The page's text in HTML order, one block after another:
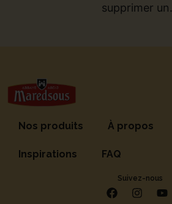
supprimer un.
Nos produits À propos
Inspirations FAQ
Suivez-nous